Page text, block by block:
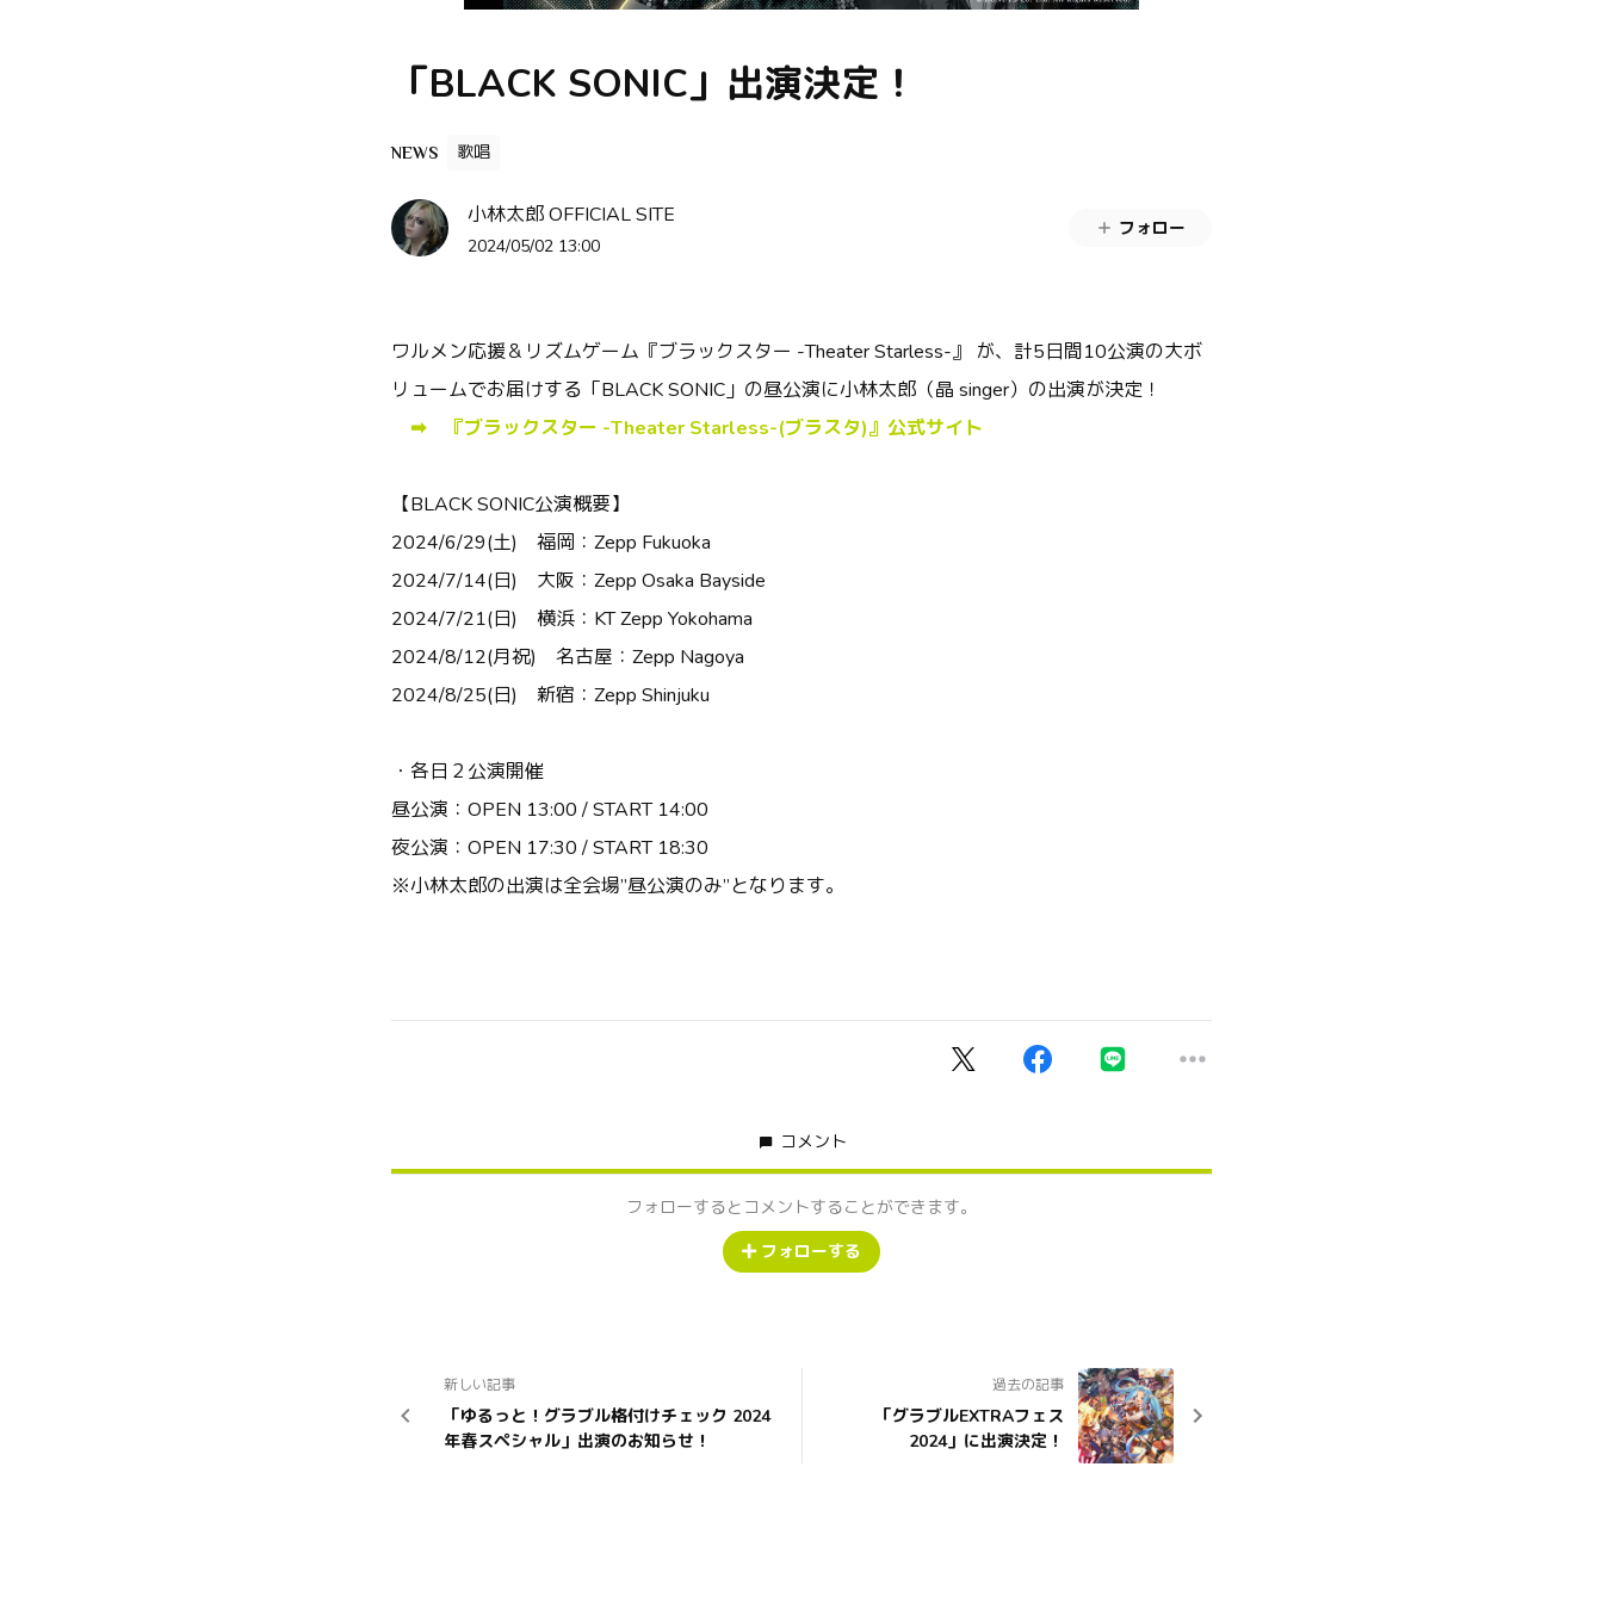
「BLACK SONIC」出演決定！
NEWS 歌唱
小林太郎 OFFICIAL SITE
2024/05/02 13:00
フォロー
ワルメン応援＆リズムゲーム『ブラックスター -Theater Starless-』 が、計5日間10公演の大ボ
リュームでお届けする「BLACK SONIC」の昼公演に小林太郎（晶 singer）の出演が決定！
➡ 『ブラックスター -Theater Starless-(ブラスタ)』公式サイト
【BLACK SONIC公演概要】
2024/6/29(土) 福岡：Zepp Fukuoka
2024/7/14(日) 大阪：Zepp Osaka Bayside
2024/7/21(日) 横浜：KT Zepp Yokohama
2024/8/12(月祝) 名古屋：Zepp Nagoya
2024/8/25(日) 新宿：Zepp Shinjuku
・各日２公演開催
昼公演：OPEN 13:00 / START 14:00
夜公演：OPEN 17:30 / START 18:30
※小林太郎の出演は全会場”昼公演のみ”となります。
コメント
フォローするとコメントすることができます。
フォローする
新しい記事
「ゆるっと！グラブル格付けチェック 2024
年春スペシャル」出演のお知らせ！
過去の記事
「グラブルEXTRAフェス
2024」に出演決定！